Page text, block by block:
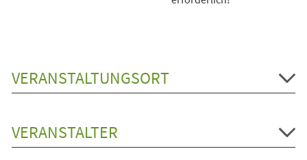
VERANSTALTUNGSORT
VERANSTALTER